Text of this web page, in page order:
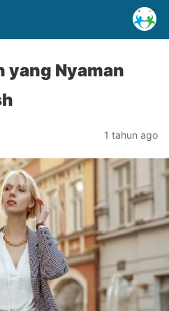
yang Nyaman
1 tahun ago